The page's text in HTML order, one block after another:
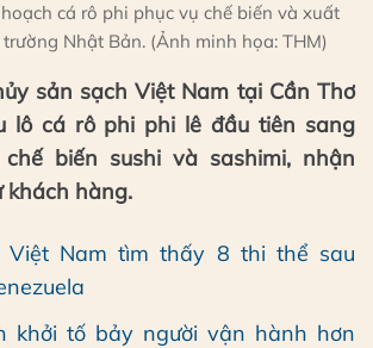
cá rô phi phục vụ chế biến và xuất
Nhật Bản. (Ảnh minh họa: THM)
sản sạch Việt Nam tại Cần Thơ
lô cá rô phi phi lê đầu tiên sang
biến sushi và sashimi, nhận
khách hàng.
Việt Nam tìm thấy 8 thi thể sau
khởi tố bảy người vận hành hơn